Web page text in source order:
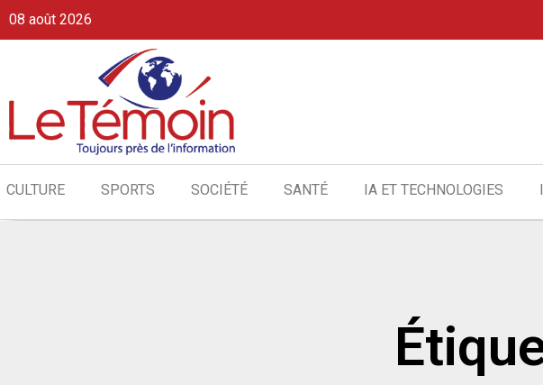
08 août 2026
CULTURE SPORTS SOCIÉTÉ SANTÉ IA ET TECHNOLOGIES